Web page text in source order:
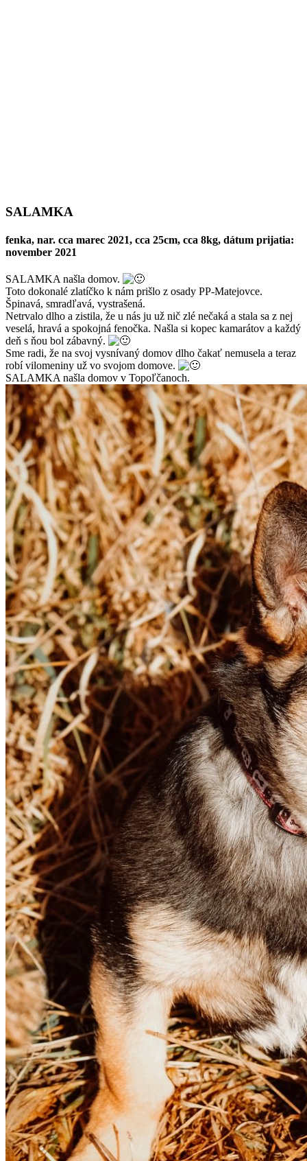
SALAMKA
fenka, nar. cca marec 2021, cca 25cm, cca 8kg, dátum prijatia:
november 2021
SALAMKA našla domov.
Toto dokonalé zlatíčko k nám prišlo z osady PP-Matejovce.
Špinavá, smradľavá, vystrašená.
Netrvalo dlho a zistila, že u nás ju už nič zlé nečaká a stala sa z nej
veselá, hravá a spokojná fenočka. Našla si kopec kamarátov a každý
deň s ňou bol zábavný.
Sme radi, že na svoj vysnívaný domov dlho čakať nemusela a teraz
robí vilomeniny už vo svojom domove.
SALAMKA našla domov v Topoľčanoch.